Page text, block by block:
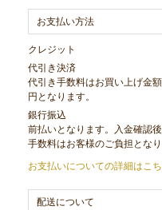
お支払い方法
クレジット
代引き決済
代引き手数料はお買い上げ金
円となります。
銀行振込
前払いとなります。入金確認
手数料はお客様のご負担となり
お支払いについての詳細はこ
配送について